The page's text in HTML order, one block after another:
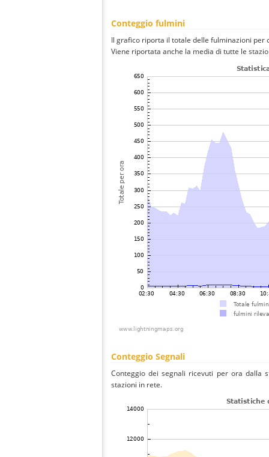
Conteggio fulmini
Il grafico riporta il totale delle fulminazioni
Viene riportata anche la media di tutte le
Conteggio Segnali
Conteggio dei segnali ricevuti per ora dalla
stazioni in rete.